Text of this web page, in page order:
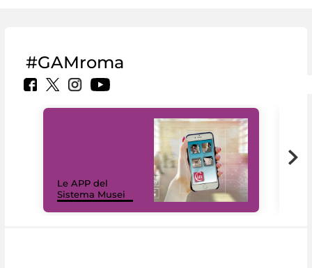
#GAMroma
Le APP del
Sistema Musei